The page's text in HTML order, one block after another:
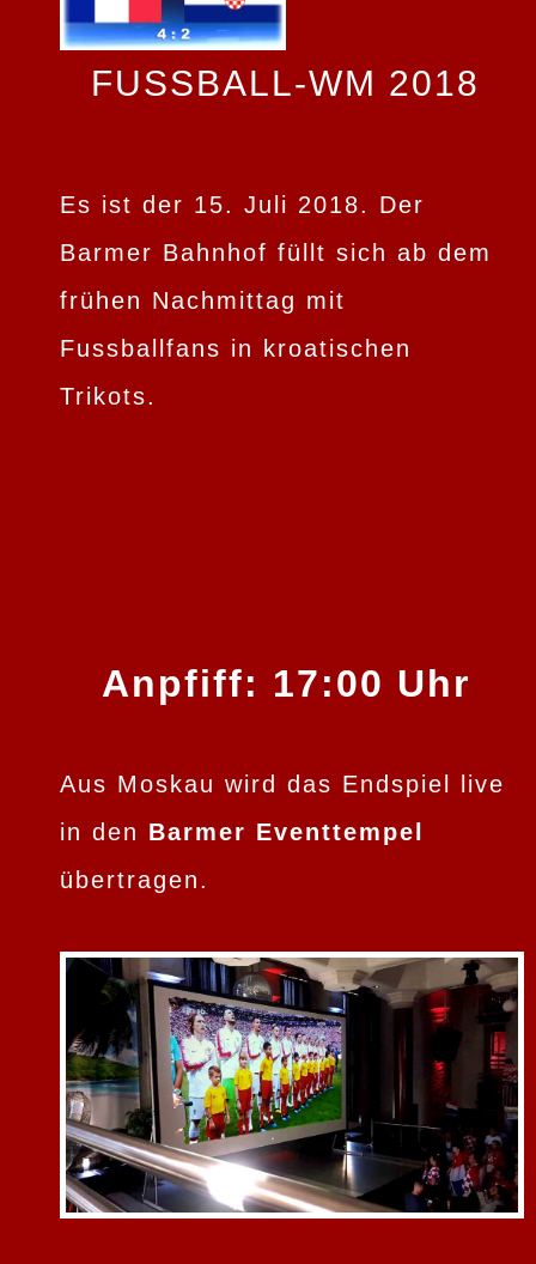
FUSSBALL-WM 2018
Es ist der 15. Juli 2018. Der
Barmer Bahnhof füllt sich ab dem
frühen Nachmittag mit
Fussballfans in kroatischen
Trikots.
Anpfiff: 17:00 Uhr
Aus Moskau wird das Endspiel live
in den Barmer Eventtempel
übertragen.